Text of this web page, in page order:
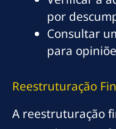
por
Consultar
para
Reestruturação
A reestruturação